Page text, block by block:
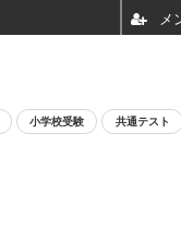
小学校受験 共通テスト